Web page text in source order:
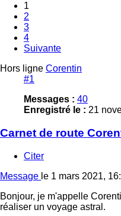
1
2
3
4
Suivante
Hors ligne Corentin
#1
Messages : 40
Enregistré le : 21
Carnet de route
Citer
Message le 1 mars 2021,
Bonjour, je m'appelle
réaliser un voyage astral.